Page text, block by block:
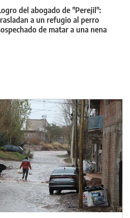
del abogado de "Perejil":
a un refugio al perro
de matar a una nena